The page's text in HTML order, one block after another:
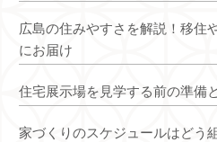
広島の住みやすさを解説！移住
にお届け
住宅展示場を見学する前の準備
家づくりのスケジュールはどう